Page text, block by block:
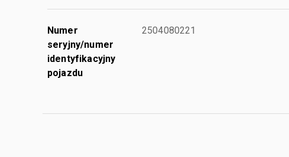
Numer
seryjny/numer
identyfikacyjny
pojazdu
2504080221